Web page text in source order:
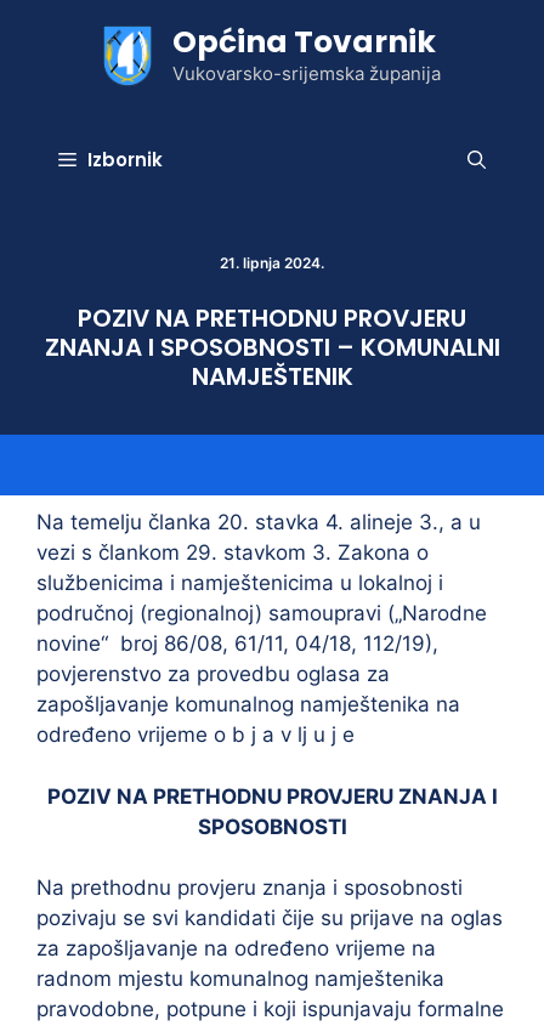
Općina Tovarnik
Vukovarsko-srijemska županija
Izbornik
21. lipnja 2024.
POZIV NA PRETHODNU PROVJERU
ZNANJA I SPOSOBNOSTI – KOMUNALNI
NAMJEŠTENIK
Na temelju članka 20. stavka 4. alineje 3., a u
vezi s člankom 29. stavkom 3. Zakona o
službenicima i namještenicima u lokalnoj i
područnoj (regionalnoj) samoupravi („Narodne
novine“ broj 86/08, 61/11, 04/18, 112/19),
povjerenstvo za provedbu oglasa za
zapošljavanje komunalnog namještenika na
određeno vrijeme o b j a v lj u j e
POZIV NA PRETHODNU PROVJERU ZNANJA I
SPOSOBNOSTI
Na prethodnu provjeru znanja i sposobnosti
pozivaju se svi kandidati čije su prijave na oglas
za zapošljavanje na određeno vrijeme na
radnom mjestu komunalnog namještenika
pravodobne, potpune i koji ispunjavaju formalne